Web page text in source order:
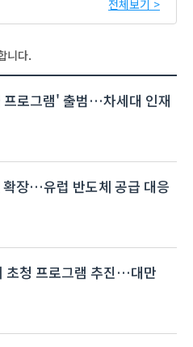
전체보기 >
니다.
로그램' 출범…차세대 인재
장…유럽 반도체 공급 대응
초청 프로그램 추진…대만